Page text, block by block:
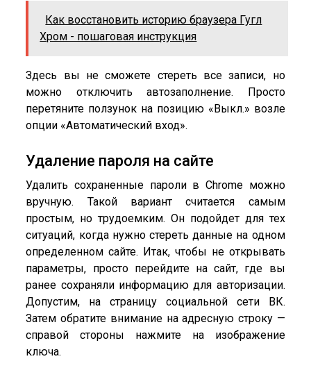
Как восстановить историю браузера Гугл
Хром - пошаговая инструкция
Здесь вы не сможете стереть все записи, но
можно отключить автозаполнение. Просто
перетяните ползунок на позицию «Выкл.» возле
опции «Автоматический вход».
Удаление пароля на сайте
Удалить сохраненные пароли в Chrome можно
вручную. Такой вариант считается самым
простым, но трудоемким. Он подойдет для тех
ситуаций, когда нужно стереть данные на одном
определенном сайте. Итак, чтобы не открывать
параметры, просто перейдите на сайт, где вы
ранее сохраняли информацию для авторизации.
Допустим, на страницу социальной сети ВК.
Затем обратите внимание на адресную строку —
справой стороны нажмите на изображение
ключа.